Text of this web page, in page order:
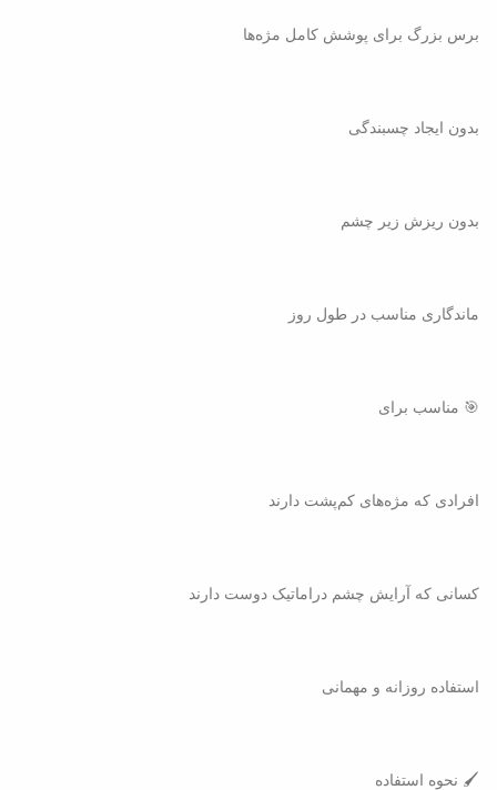
برس بزرگ برای پوشش کامل مژه‌ها
بدون ایجاد چسبندگی
بدون ریزش زیر چشم
ماندگاری مناسب در طول روز
🎯 مناسب برای
افرادی که مژه‌های کم‌پشت دارند
کسانی که آرایش چشم دراماتیک دوست دارند
استفاده روزانه و مهمانی
🖌 نحوه استفاده